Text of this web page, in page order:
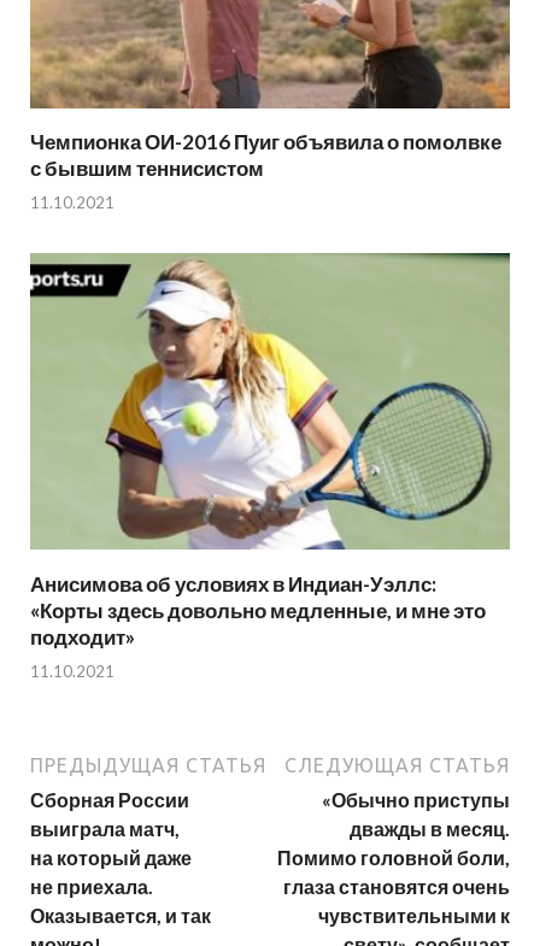
Чемпионка ОИ-2016 Пуиг объявила о помолвке
с бывшим теннисистом
11.10.2021
Анисимова об условиях в Индиан-Уэллс:
«Корты здесь довольно медленные, и мне это
подходит»
11.10.2021
ПРЕДЫДУЩАЯ СТАТЬЯ
Сборная России
выиграла матч,
на который даже
не приехала.
Оказывается, и так
СЛЕДУЮЩАЯ СТАТЬЯ
«Обычно приступы
дважды в месяц.
Помимо головной боли,
глаза становятся очень
чувствительными к